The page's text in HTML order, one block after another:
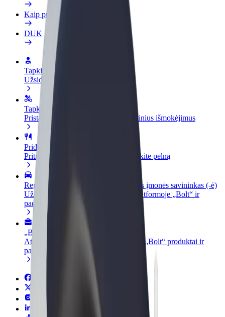
Kaip prisijungti
DUK
Tapkite vairuotoju (-a)
Užsidirbkite jums patogiu metu
Tapkite kurjeriu (-e)
Pristatinėkite maistą ir gaukite savaitinius išmokėjimus
Pridėti restoraną ar parduotuvę
Pritraukite daugiau klientų ir padidinkite pelną
Registruotis kaip automobilių nuomos įmonės savininkas (-ė)
Užregistruokite savo automobilius platformoje „Bolt“ ir
padidinkite pajamas
„Bolt for Business“
Atskirų įmonių poreikiams pritaikomi „Bolt“ produktai ir
paslaugos